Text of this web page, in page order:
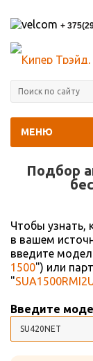
+
МЕНЮ
Подбор
Чтобы узнать,
в вашем
введите
1500") или
"
Введите